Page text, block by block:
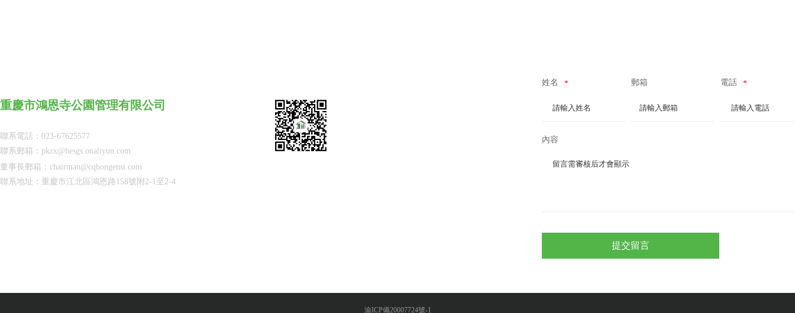
重慶市鴻恩寺公園管理有限公司
聯系電話：023-67625577
聯系郵箱：pkzx@hesgs.onaliyun.com
董事長郵箱：chairman@cqhongensi.com
聯系地址：重慶市江北區鴻恩路158號附2-1至2-4
姓名 * 郵箱 電話 *
內容
提交留言
渝ICP備20007724號-1